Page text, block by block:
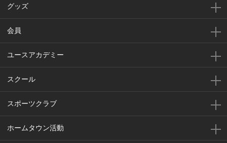
グッズ
会員
ユースアカデミー
スクール
スポーツクラブ
ホームタウン活動